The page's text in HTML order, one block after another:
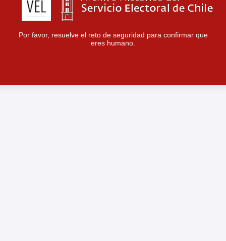
Por favor, resuelve el reto de seguridad para confirmar que
eres humano.